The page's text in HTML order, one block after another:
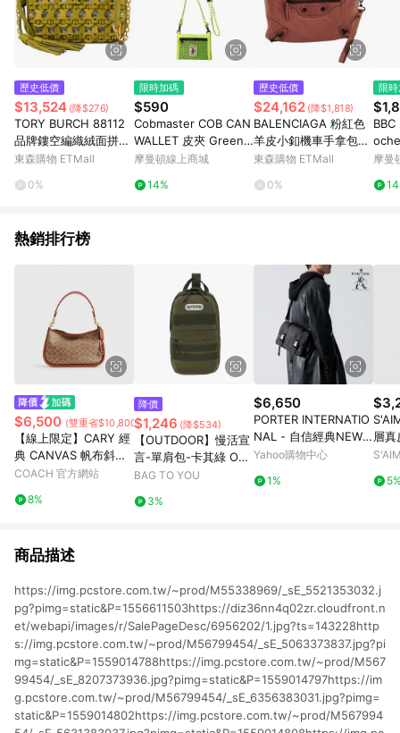
Pinkoi 購物商品資訊頁及購物車標示為準。 10. 點數紅包使用規
則請以點數紅包活動說明為準。 11. 若於 LINE 購物前往 Pinkoi
頁面後才首次下載 Pinkoi APP 並完成訂單，不符合導購資格；承
上，首次下載 Pinkoi APP 後，需透過 LINE 購物前往 Pinkoi 頁
歷史低價
$13,524 (降$276)
TORY BURCH 88112
品牌鏤空編織絨面拼接
斜背包.棕綠
東森購物 ETMall
0%
限時加碼
$590
Cobmaster COB CAN
WALLET 皮夾 Green
810904000030
摩曼頓線上商城
14%
歷史低價
$24,162 (降$1,818)
BALENCIAGA 粉紅色
羊皮小釦機車手拿包
【九成新展示品半價出
外線清潔】
東森購物 ETMall
0%
限
BBC
E
摩曼
熱銷排行榜
$6,500 (雙重省$10,800)
【線上限定】CARY 經
典 CANVAS 帆布斜背
手袋
COACH 官方網站
8%
降價
$1,246 (降$534)
【OUTDOOR】慢活宣
言-單肩包-卡其綠 OD2
33316KI
BAG TO YOU
3%
$6,650
PORTER INTERNATIO
NAL - 自信經典NEW
HEAT斜背包 - 全黑
Yahoo購物中心
1%
層
商品描述
https://img.pcstore.com.tw/~prod/M55338969/_sE_5521353032.j
pg?pimg=static&P=1556611503https://diz36nn4q02zr.cloudfront.n
et/webapi/images/r/SalePageDesc/6956202/1.jpg?ts=143228http
s://img.pcstore.com.tw/~prod/M56799454/_sE_5063373837.jpg?pi
mg=static&P=1559014788https://img.pcstore.com.tw/~prod/M567
99454/_sE_8207373936.jpg?pimg=static&P=1559014797https://im
g.pcstore.com.tw/~prod/M56799454/_sE_6356383031.jpg?pimg=
static&P=1559014802https://img.pcstore.com.tw/~prod/M567994